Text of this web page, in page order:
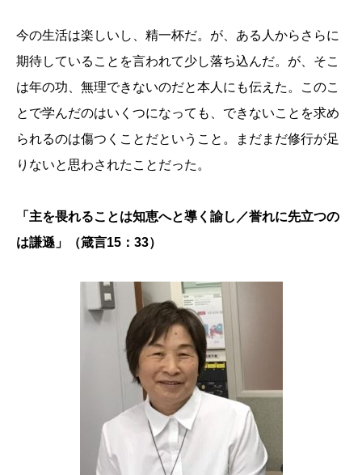
今の生活は楽しいし、精一杯だ。が、ある人からさらに
期待していることを言われて少し落ち込んだ。が、そこ
は年の功、無理できないのだと本人にも伝えた。このこ
とで学んだのはいくつになっても、できないことを求め
られるのは傷つくことだということ。まだまだ修行が足
りないと思わされたことだった。
「主を畏れることは知恵へと導く諭し／誉れに先立つの
は謙遜」（箴言15：33）